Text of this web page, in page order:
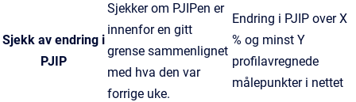
Sjekk av endring i
PJIP
Sjekker om PJIPen er
innenfor en gitt
grense sammenlignet
med hva den var
forrige uke.
Endring i PJIP over X
% og minst Y
profilavregnede
målepunkter i nettet